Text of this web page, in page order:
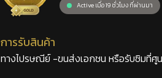
Active เมื่อ 19 ชั่วโมง ที่ผ่านมา
การรับสินค้า
ทางไปรษณีย์ -ขนส่งเอกชน หรือรับซิมที่ศูน